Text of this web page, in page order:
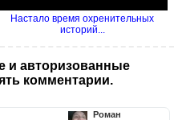
Настало время охренительных
историй...
и авторизованные
комментарии.
Роман